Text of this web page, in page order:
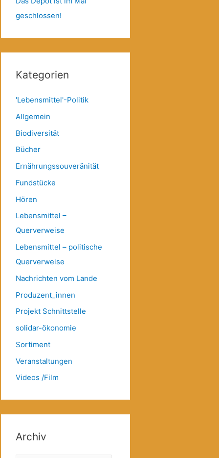
geschlossen!
Kategorien
'Lebensmittel'-Politik
Allgemein
Biodiversität
Bücher
Ernährungssouveränität
Fundstücke
Hören
Lebensmittel –
Querverweise
Lebensmittel – politische
Querverweise
Nachrichten vom Lande
Produzent_innen
Projekt Schnittstelle
solidar-ökonomie
Sortiment
Veranstaltungen
Videos /Film
Archiv